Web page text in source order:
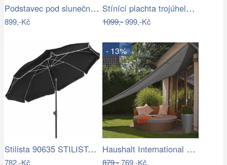
Podstavec pod slunečník Houseland Barx…
899,-Kč
Stínící plachta trojúhelník 3*3*3 m…
1099,-999,-Kč
Stilista 90635 STILISTA Zahradní…
782,-Kč
- 13%
Haushalt International Stínící…
879,-769,-Kč